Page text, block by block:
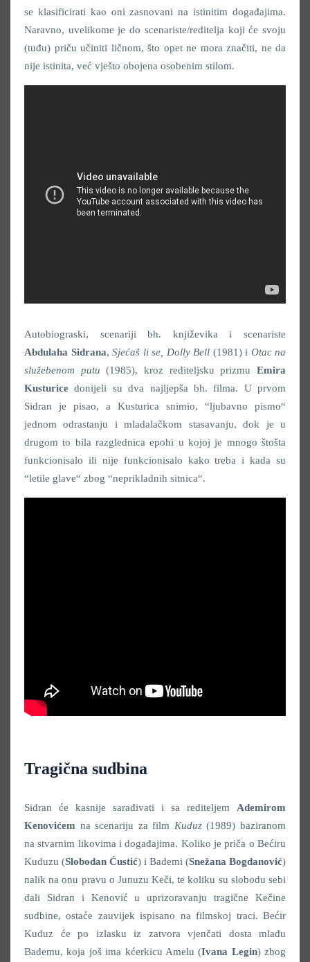
se klasificirati kao oni zasnovani na istinitim događajima.
Naravno, uvelikome je do scenariste/reditelja koji će svoju
(tuđu) priču učiniti ličnom, što opet ne mora značiti, ne da
nije istinita, već vješto obojena osobenim stilom.
Autobiograski, scenariji bh. književika i scenariste
Abdulaha Sidrana, Sjećaš li se, Dolly Bell (1981) i Otac na
služebenom putu (1985), kroz rediteljsku prizmuEmira
Kusturice donijeli su dva najljepša bh. filma. U prvom
Sidran je pisao, a Kusturica snimio, “ljubavno pismo“
jednom odrastanju i mladalačkom stasavanju, dok je u
drugom to bila razglednica epohi u kojoj je mnogo štošta
funkcionisalo ili nije funkcionisalo kako treba i kada su
“letile glave“ zbog “neprikladnih sitnica“.
Tragična sudbina
Sidran će kasnije sarađivati i sa rediteljem Ademirom
Kenovićem na scenariju za film Kuduz(1989) baziranom
na stvarnim likovima i događajima. Koliko je priča o Bećiru
Kuduzu (Slobodan Ćustić) i Bademi (Snežana Bogdanović)
nalik na onu pravu o Junuzu Keči, te koliku su slobodu sebi
dali Sidran i Kenović u uprizoravanju tragične Kečine
sudbine, ostaće zauvijek ispisano na filmskoj traci. Bećir
Kuduz će po izlasku iz zatvora vjenčati dosta mlađu
Bademu, koja još ima kćerkicu Amelu (Ivana Legin) zbog